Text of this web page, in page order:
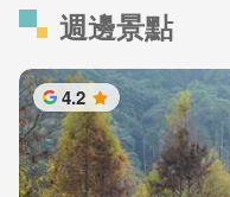
週邊景點
4.2 星